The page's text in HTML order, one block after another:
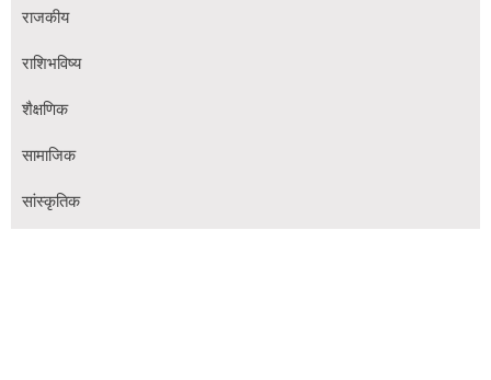
राजकीय
राशिभविष्य
शैक्षणिक
सामाजिक
सांस्कृतिक